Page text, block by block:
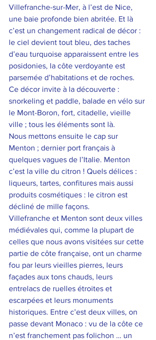
Villefranche-sur-Mer, à l’est de Nice,
une baie profonde bien abritée. Et là
c’est un changement radical de décor :
le ciel devient tout bleu, des taches
d’eau turquoise apparaissent entre les
posidonies, la côte verdoyante est
parsemée d’habitations et de roches.
Ce décor invite à la découverte :
snorkeling et paddle, balade en vélo sur
le Mont-Boron, fort, citadelle, vieille
ville ; tous les éléments sont là.
Nous mettons ensuite le cap sur
Menton ; dernier port français à
quelques vagues de l’Italie. Menton
c’est la ville du citron ! Quels délices :
liqueurs, tartes, confitures mais aussi
produits cosmétiques : le citron est
décliné de mille façons.
Villefranche et Menton sont deux villes
médiévales qui, comme la plupart de
celles que nous avons visitées sur cette
partie de côte française, ont un charme
fou par leurs vieilles pierres, leurs
façades aux tons chauds, leurs
entrelacs de ruelles étroites et
escarpées et leurs monuments
historiques. Entre c’est deux villes, on
passe devant Monaco : vu de la côte ce
n’est franchement pas folichon … un